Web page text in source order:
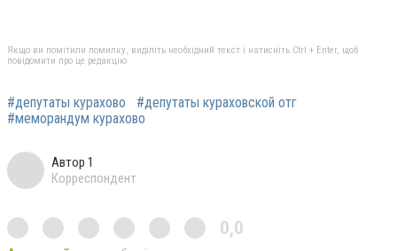
Якщо ви помітили помилку, виділіть необхідний текст і натисніть Ctrl + Enter, щоб
повідомити про це редакцію
#депутаты курахово
#депутаты кураховской отг
#меморандум курахово
Автор 1
Корреспондент
0,0